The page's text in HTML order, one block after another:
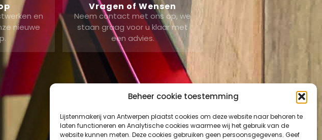
Beheer cookie toestemming
Lijstenmakerij van Antwerpen plaatst cookies om deze website naar behoren te
laten functioneren en Analytische cookies waarmee wij het gebruik van de
website kunnen meten. Deze cookies gebruiken geen persoonsgegevens. Geef
en
nieuwe
Vragen of Wensen
Neem contact met ons op, we
staan graag voor u klaar met
een advies.
Mijn account